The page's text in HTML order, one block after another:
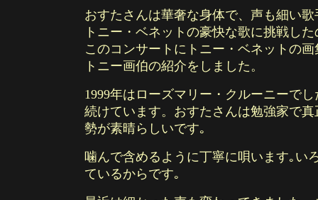
おすたさんは華奢な身体で、声も細い
トニー・ベネットの豪快な歌に挑戦し
このコンサートにトニー・ベネットの
トニー画伯の紹介をしました。
1999年はローズマリー・クルーニーで
続けています。おすたさんは勉強家で
勢が素晴らしいです｡
噛んで含めるように丁寧に唄います｡い
ているからです｡